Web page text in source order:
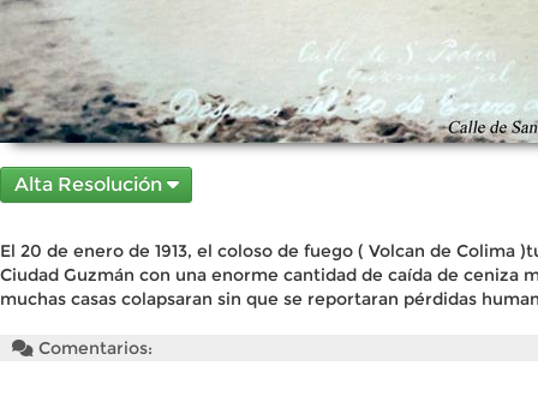
Alta Resolución
El 20 de enero de 1913, el coloso de fuego ( Volcan de Colima
Ciudad Guzmán con una enorme cantidad de caída de ceniza
muchas casas colapsaran sin que se reportaran pérdidas
Comentarios: